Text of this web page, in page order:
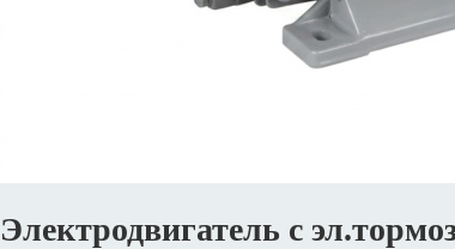
Электродвигатель с